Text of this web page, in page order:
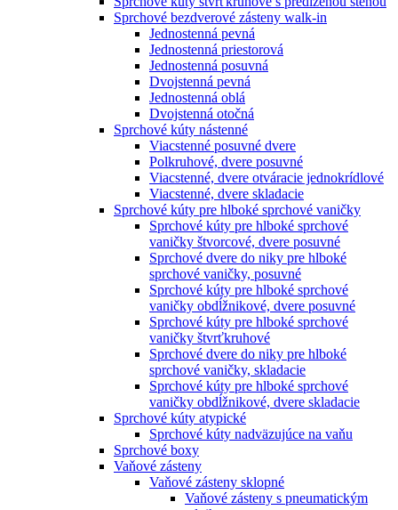
Sprchové bezdverové zásteny walk-in
Jednostenná pevná
Jednostenná priestorová
Jednostenná posuvná
Dvojstenná pevná
Jednostenná oblá
Dvojstenná otočná
Sprchové kúty nástenné
Viacstenné posuvné dvere
Polkruhové, dvere posuvné
Viacstenné, dvere otváracie jednokrídlové
Viacstenné, dvere skladacie
Sprchové kúty pre hlboké sprchové vaničky
Sprchové kúty pre hlboké sprchové
vaničky štvorcové, dvere posuvné
Sprchové dvere do niky pre hlboké
sprchové vaničky, posuvné
Sprchové kúty pre hlboké sprchové
vaničky obdĺžnikové, dvere posuvné
Sprchové kúty pre hlboké sprchové
vaničky štvrťkruhové
Sprchové dvere do niky pre hlboké
sprchové vaničky, skladacie
Sprchové kúty pre hlboké sprchové
vaničky obdĺžnikové, dvere skladacie
Sprchové kúty atypické
Sprchové kúty nadväzujúce na vaňu
Sprchové boxy
Vaňové zásteny
Vaňové zásteny sklopné
Vaňové zásteny s pneumatickým